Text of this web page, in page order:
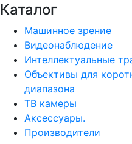
Каталог
Машинное зрение
Видеонаблюдение
Интеллектуальные
Объективы для
диапазона
ТВ камеры
Аксессуары.
Производители